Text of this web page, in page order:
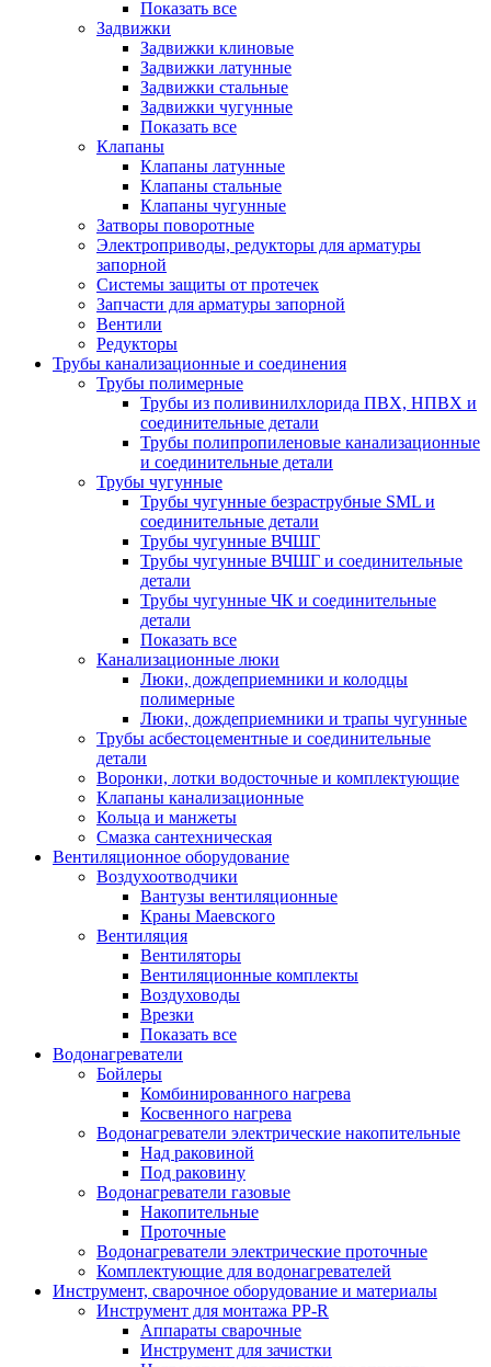
Показать все
Задвижки
Задвижки клиновые
Задвижки латунные
Задвижки стальные
Задвижки чугунные
Показать все
Клапаны
Клапаны латунные
Клапаны стальные
Клапаны чугунные
Затворы поворотные
Электроприводы, редукторы для арматуры
запорной
Системы защиты от протечек
Запчасти для арматуры запорной
Вентили
Редукторы
Трубы канализационные и соединения
Трубы полимерные
Трубы из поливинилхлорида ПВХ, НПВХ и
соединительные детали
Трубы полипропиленовые канализационные
и соединительные детали
Трубы чугунные
Трубы чугунные безраструбные SML и
соединительные детали
Трубы чугунные ВЧШГ
Трубы чугунные ВЧШГ и соединительные
детали
Трубы чугунные ЧК и соединительные
детали
Показать все
Канализационные люки
Люки, дождеприемники и колодцы
полимерные
Люки, дождеприемники и трапы чугунные
Трубы асбестоцементные и соединительные
детали
Воронки, лотки водосточные и комплектующие
Клапаны канализационные
Кольца и манжеты
Смазка сантехническая
Вентиляционное оборудование
Воздухоотводчики
Вантузы вентиляционные
Краны Маевского
Вентиляция
Вентиляторы
Вентиляционные комплекты
Воздуховоды
Врезки
Показать все
Водонагреватели
Бойлеры
Комбинированного нагрева
Косвенного нагрева
Водонагреватели электрические накопительные
Над раковиной
Под раковину
Водонагреватели газовые
Накопительные
Проточные
Водонагреватели электрические проточные
Комплектующие для водонагревателей
Инструмент, сварочное оборудование и материалы
Инструмент для монтажа PP-R
Аппараты сварочные
Инструмент для зачистки